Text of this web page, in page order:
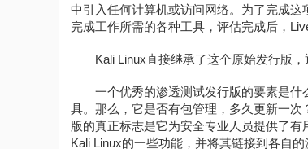
中引入任何计算机或访问网络。为了完成
完成工作所需的各种工具，评估完成后，
Kali Linux直接继承了这个原始发行版
一个优秀的渗透测试发行版的要素是
具。那么，它是否有包管理，多久更新一
版的真正标志是它为安全专业人员提供了
Kali Linux的一些功能，并将其链接到各自的